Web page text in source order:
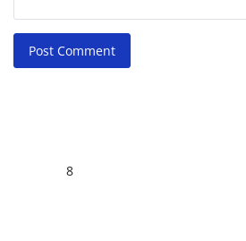
Post Comment
8